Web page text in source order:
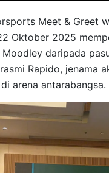
Meet & Greet
Oktober 2025
daripada
Rapido, jenama
arena antarabangsa.